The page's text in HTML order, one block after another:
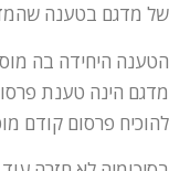
של מדגם בטענה
הטענה היחידה בה
מדגם הינה טענת
להוכיח פרסום קודם